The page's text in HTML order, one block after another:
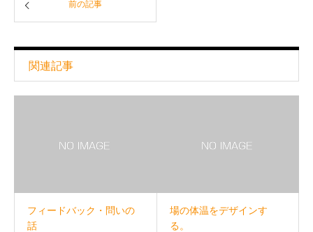
前の記事
関連記事
フィードバック・問いの
話
場の体温をデザインす
る。